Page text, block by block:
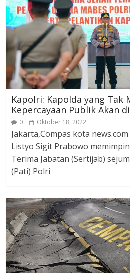
Kapolri: Kapolda yang Tak
Kepercayaan Publik Akan
0 Oktober 18, 2022
Jakarta,Compas kota
Listyo Sigit Prabowo
Terima Jabatan (Sertijab)
(Pati) Polri